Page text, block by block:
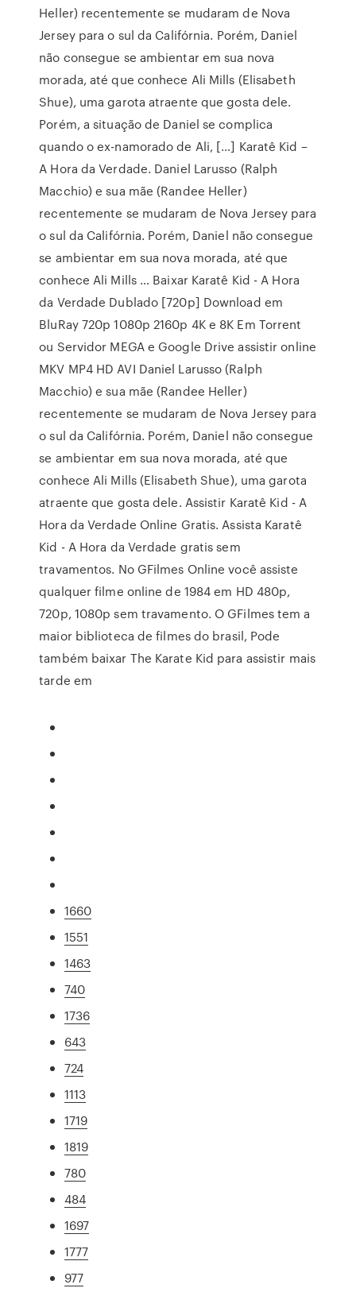
Heller) recentemente se mudaram de Nova
Jersey para o sul da Califórnia. Porém, Daniel
não consegue se ambientar em sua nova
morada, até que conhece Ali Mills (Elisabeth
Shue), uma garota atraente que gosta dele.
Porém, a situação de Daniel se complica
quando o ex-namorado de Ali, […] Karatê Kid –
A Hora da Verdade. Daniel Larusso (Ralph
Macchio) e sua mãe (Randee Heller)
recentemente se mudaram de Nova Jersey para
o sul da Califórnia. Porém, Daniel não consegue
se ambientar em sua nova morada, até que
conhece Ali Mills … Baixar Karatê Kid - A Hora
da Verdade Dublado [720p] Download em
BluRay 720p 1080p 2160p 4K e 8K Em Torrent
ou Servidor MEGA e Google Drive assistir online
MKV MP4 HD AVI Daniel Larusso (Ralph
Macchio) e sua mãe (Randee Heller)
recentemente se mudaram de Nova Jersey para
o sul da Califórnia. Porém, Daniel não consegue
se ambientar em sua nova morada, até que
conhece Ali Mills (Elisabeth Shue), uma garota
atraente que gosta dele. Assistir Karatê Kid - A
Hora da Verdade Online Gratis. Assista Karatê
Kid - A Hora da Verdade gratis sem
travamentos. No GFilmes Online você assiste
qualquer filme online de 1984 em HD 480p,
720p, 1080p sem travamento. O GFilmes tem a
maior biblioteca de filmes do brasil, Pode
também baixar The Karate Kid para assistir mais
tarde em
1660
1551
1463
740
1736
643
724
1113
1719
1819
780
484
1697
1777
977